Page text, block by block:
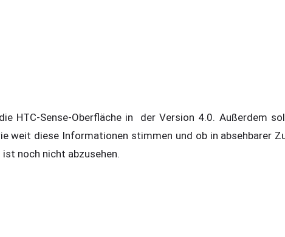
HTC-Sense-Oberfläche in der Version 4.0. Außerdem
weit diese Informationen stimmen und ob in absehbarer
noch nicht abzusehen.